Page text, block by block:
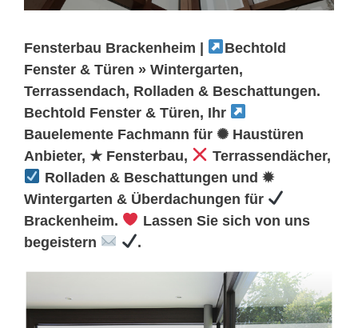
Fensterbau Brackenheim |
Bechtold
Fenster & Türen » Wintergarten,
Terrassendach, Rolladen & Beschattungen.
Bechtold Fenster & Türen, Ihr
Bauelemente Fachmann für ✺ Haustüren
Anbieter, ★ Fensterbau,
Terrassendächer,
Rolladen & Beschattungen und ✹
Wintergarten & Überdachungen für
Brackenheim.
Lassen Sie sich von uns
begeistern
.